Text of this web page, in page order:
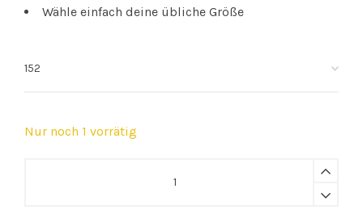
Wähle einfach deine übliche Größe
Nur noch 1 vorrätig